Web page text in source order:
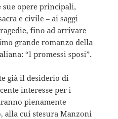
sue opere principali,
e civile – ai saggi
fino ad arrivare
grande romanzo della
“I promessi sposi”.
già il desiderio di
interesse per i
pienamente
alla cui stesura Manzoni